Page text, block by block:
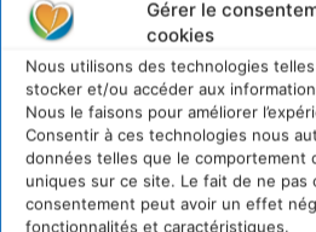
Gérer le
cookies
Nous utilisons des technologies
stocker et/ou accéder aux
Nous le faisons pour améliorer
Consentir à ces technologies nous
données telles que le comportement
uniques sur ce site. Le fait de ne
consentement peut avoir un effet
fonctionnalités et caractéristiques.
en compte le
des salariés,
activités
l’équité